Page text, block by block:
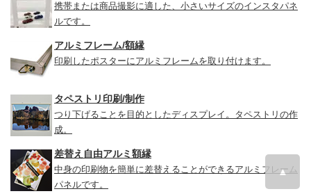
携帯または商品撮影に適した、小さいサイズのインスタパネ
ルです。
アルミフレーム/額縁
印刷したポスターにアルミフレームを取り付けます。
タペストリ印刷/制作
つり下げることを目的としたディスプレイ。タペストリの作
成。
差替え自由アルミ額縁
中身の印刷物を簡単に差替えることができるアルミフレーム
パネルです。
▲